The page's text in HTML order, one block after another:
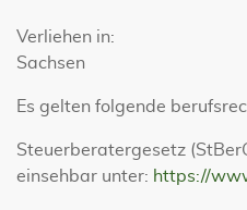
Verliehen in:
Sachsen
Es gelten folgende
Steuerberatergesetz
einsehbar unter: https://